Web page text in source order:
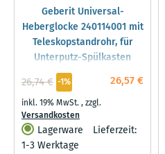
Geberit Universal-
Heberglocke 240114001 mit
Teleskopstandrohr, für
Unterputz-Spülkasten
26,57 €
26,74 € -1%
inkl. 19% MwSt.,zzgl.
Versandkosten
Lagerware
Lieferzeit:
1-3 Werktage